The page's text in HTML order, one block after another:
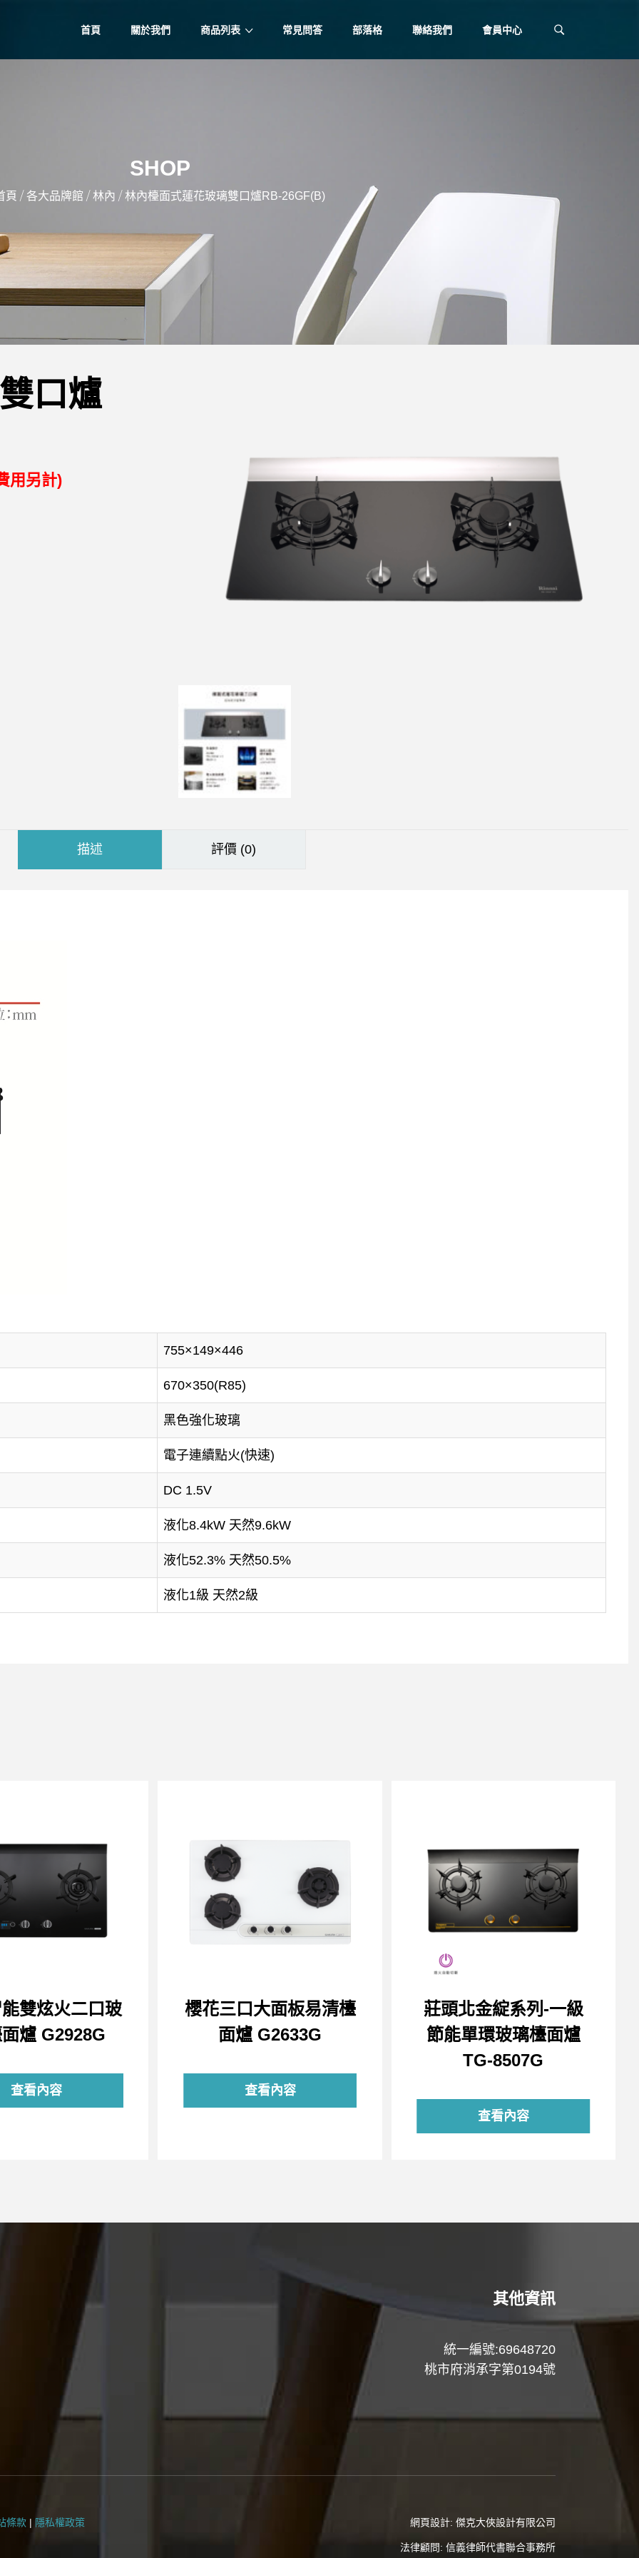
首頁 關於我們 商品列表 常見問答 部落格 聯絡我們 會員中心
SHOP
頁 / 各大品牌館 / 林內 / 林內檯面式蓮花玻璃雙口爐RB-26GF(B)
口爐
用另計)
描述 評價 (0)
755×149×446
670×350(R85)
黑色強化玻璃
電子連續點火(快速)
DC 1.5V
液化8.4kW 天然9.6kW
液化52.3% 天然50.5%
液化1級 天然2級
雙炫火二口玻
爐 G2928G
查看內容
櫻花三口大面板易清檯
面爐 G2633G
查看內容
莊頭北金綻系列-一級
節能單環玻璃檯面爐
TG-8507G
查看內容
其他資訊
統一編號:69648720
桃市府消承字第0194號
條款 | 隱私權政策 網頁設計: 傑克大俠設計有限公司
法律顧問: 信義律師代書聯合事務所